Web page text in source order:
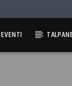
EVENTI